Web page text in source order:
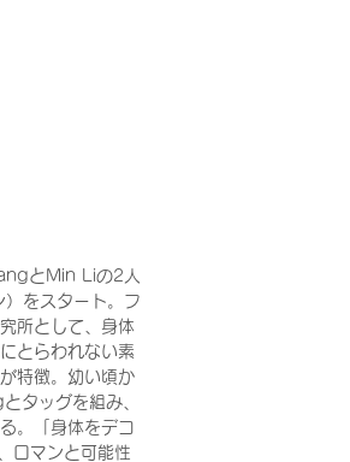
とMin Liの2人
をスタート。フ
所として、身体
とらわれない素
特徴。幼い頃か
タッグを組み、
。「身体をデコ
ロマンと可能性